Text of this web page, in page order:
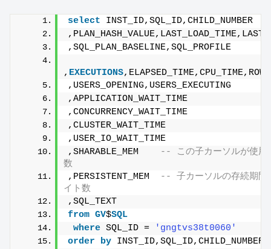
select INST_ID,SQL_ID,CHILD_NUMBER
,SQL_PLAN_BASELINE,SQL_PROFILE
, EXECUTIONS
,USERS_OPENING,USERS_EXECUTING
,APPLICATION_WAIT_TIME
,CONCURRENCY_WAIT_TIME
,CLUSTER_WAIT_TIME
,USER_IO_WAIT_TIME
,SHARABLE_MEM
-- この子カーソルが使用
数
,PERSISTENT_MEM
-- 子カーソルの存続期間
イト数
,SQL_TEXT
from GV$SQL
where SQL_ID =
'gngtvs38t0060'
order by INST_ID,SQL_ID,CHILD_NUMBER